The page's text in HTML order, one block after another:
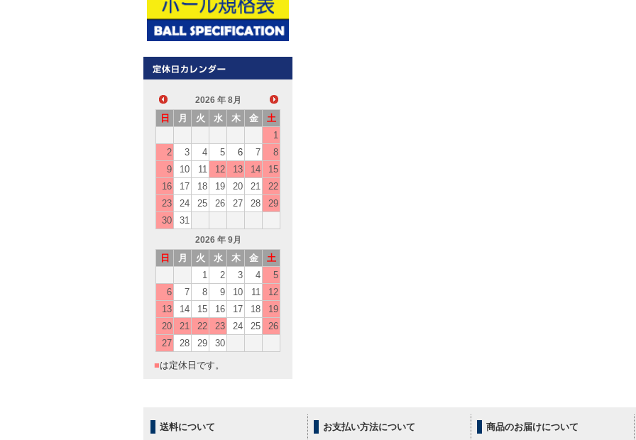
2026 年 8月
日 月 火 水 木 金
土
1
2
3 4 5 6 7
8
9
10 11 12 13 14
15
16
17 18 19 20 21
22
23
24 25 26 27 28
29
30
31
2026 年 9月
日 月 火 水 木 金
土
1
2 3 4
5
6
7 8 9 10 11
12
13
14 15 16 17 18
19
20
21 22 23 24 25
26
27
28 29 30
■は定休日です。
送料について お支払い方法について 商品のお届けについて